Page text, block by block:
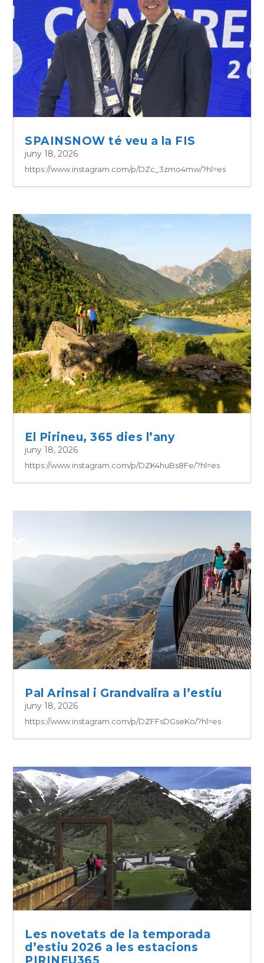
SPAINSNOW té veu a la FIS
juny 18, 2026
https://www.instagram.com/p/DZc_3zmo4mw/?hl=es
El Pirineu, 365 dies l’any
juny 18, 2026
https://www.instagram.com/p/DZK4huBs8Fe/?hl=es
Pal Arinsal i Grandvalira a l’estiu
juny 18, 2026
https://www.instagram.com/p/DZFFsDGseKo/?hl=es
Les novetats de la temporada
d’estiu 2026 a les estacions
PIRINEU365